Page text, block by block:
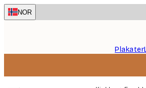
Skip
to
NOR
Plakater